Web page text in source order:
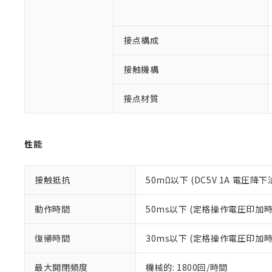
接点構成
接触機構
接点材質
性能
接触抵抗 50mΩ以下 (DC5V 1A 電圧降下
動作時間 50ms以下 (定格操作電圧印加
復帰時間 30ms以下 (定格操作電圧印加
最大開閉頻度
機械的: 1800回/時間
本サービス
くものです。
い。
正式な納期
オムロン制
在庫状況お
す。
マイパーツ
ている必要
お客様が当
対応予定：EU
対応予定なし：
調査・確認中：
*EU RoHS指令（10物質
※2 対応予定月
部品在庫の切り替
※3 非含有証明
※1 中国
「○」：最大均質
「×」：最大均質
※2 環境保護使
「ｅ」：有害物質
「10」：通常の使
味します。
「－」：未確認で
当社は、こ
う）を輸出
当社は貴社
置等に一切
また当社は
たしません。
機器販売
空